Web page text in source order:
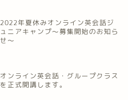
2022年夏休みオンライン英会話ジ
ュニアキャンプ～募集開始のお知ら
せ～
オンライン英会話・グループクラス
を正式開講します。